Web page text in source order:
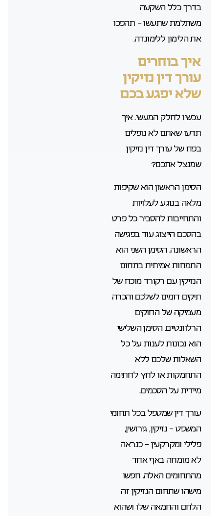
בדרך כלל השקעה
משתלמת שתעשו – תהפכו
את הלימון ללימונדה.
איך בוחרים
עורך דין נזיקין
שלא יפגע בכם
עכשיו לחלק המעשי. איך
תדעו שאתם לא נופלים
בפח של עורך דין נזיקין
שמנצל אתכם?
הסימן הראשון הוא שקיפות
מלאה בנוגע לעלויות
והתחייבות להסביר כל פרט
בהסכם הייצוג עוד בפגישה
הראשונה. הסימן השני הוא
התמחות אמיתית בתחום
הנזיקין עם רקורד מוכח של
תיקים דומים לשלכם והכרה
מעמיקה של החוקים
הרלוונטיים. הסימן השלישי
הוא נכונות לענות על כל
השאלות שלכם ללא
התחמקות או לחץ לחתימה
מיידית על הסכמים.
עורך דין שמטפל בכל תחומי
המשפט – נזיקין, גירושין,
פלילי ומקרקעין – כנראה
לא מומחה באף אחד
מהתחומים האלה. חפשו
מישהו שתחום הנזיקין זה
הלחם והחמאה שלו ושהוא